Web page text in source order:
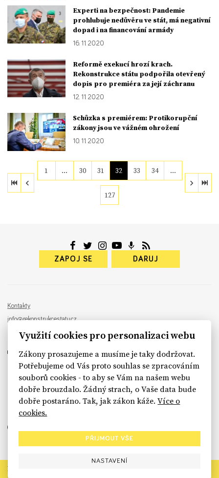
Experti na bezpečnost: Pandemie
prohlubuje nedůvěru ve stát, má negativní
dopad i na financování armády
16. 11. 2020
Reformě exekucí hrozí krach.
Rekonstrukce státu podpořila otevřený
dopis pro premiéra za její záchranu
12. 11. 2020
Schůzka s premiérem: Protikorupční
zákony jsou ve vážném ohrožení
10. 11. 2020
1 … 30 31 32 33 34 …
127
ZAPOJ SE DARUJ
Kontakty
info@rekonstrukcestatu.cz
Návrh a vývoj: Sinfin , ilustrace:
sinfin.digital
Rekonstrukce státu končí. Její členské organizace však dál
Využití cookies pro personalizaci webu
Zákony prosazujeme a musíme je taky dodržovat.
Potřebujeme od Vás proto souhlas se zpracováním
souborů cookies - to aby se Vám na našem webu
dobře brouzdalo. Žádný strach, o Vaše data bude
dobře postaráno. Tak, jak zákon káže.Více o
cookies.
PŘIJMOUT VŠE
NASTAVENÍ